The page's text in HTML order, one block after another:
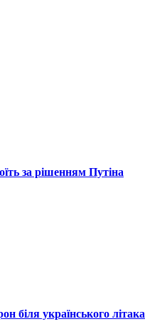
за рішенням Путіна
біля українського літака